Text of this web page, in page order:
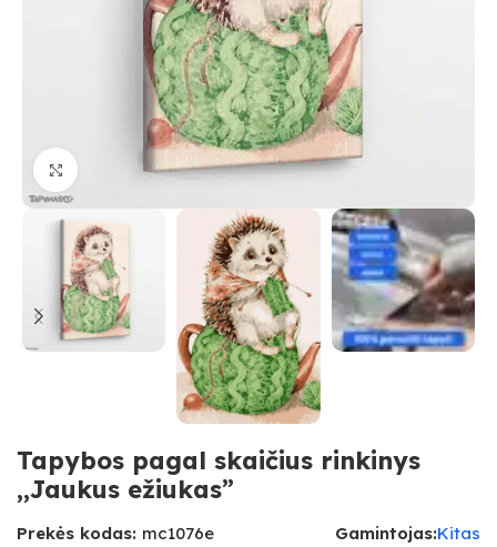
Paspauskite, kad priartinti
Tapybos pagal skaičius rinkinys
,,Jaukus ežiukas”
Prekės kodas: mc1076e Gamintojas:Kitas